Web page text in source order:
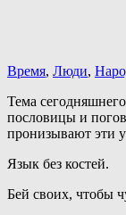
Время, Люди,
Тема
пословицы и
пронизывают эти
Язык без костей.
Бей своих, чтобы